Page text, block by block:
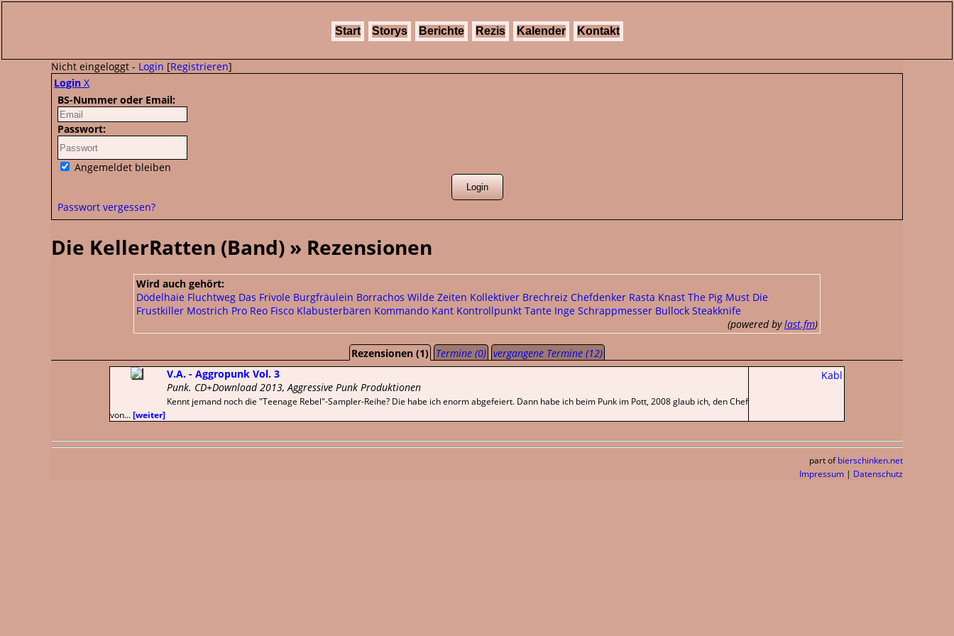
Start Storys Berichte Rezis Kalender Kontakt
Nicht eingeloggt - Login [Registrieren]
Login X
BS-Nummer oder Email:
Passwort:
Angemeldet bleiben
Passwort vergessen?
Die KellerRatten (Band) » Rezensionen
Wird auch gehört:
Dödelhaie Fluchtweg Das Frivole Burgfräulein Borrachos Wilde Zeiten Kollektiver Brechreiz Chefdenker Rasta Knast The Pig Must Die
Frustkiller Mostrich Pro Reo Fisco Klabusterbären Kommando Kant Kontrollpunkt Tante Inge Schrappmesser Bullock Steakknife
(powered bylast.fm)
Rezensionen (1) Termine (0) vergangene Termine (12)
Kabl
V.A. - Aggropunk Vol. 3
Punk. CD+Download 2013, Aggressive Punk Produktionen
Kennt jemand noch die "Teenage Rebel"-Sampler-Reihe? Die habe ich enorm abgefeiert. Dann habe ich beim Punk im Pott, 2008 glaub ich, den Chef
von... [weiter]
part of bierschinken.net
Impressum | Datenschutz